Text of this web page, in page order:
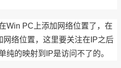
Win PC上添加网络位置了，在
网络位置，这里要关注在IP之后
纯的映射到IP是访问不了的。